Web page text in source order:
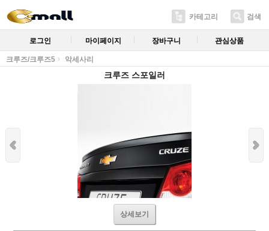
카테고리 검색
로그인 마이페이지 장바구니 관심상품
크루즈/크루즈5 악세사리
크루즈 스포일러
상세보기